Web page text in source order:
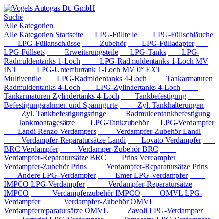
Suche
Alle Kategorien
Alle Kategorien Startseite LPG-Füllteile
LPG-Füllschläuche
LPG-Füllanschlüsse
Zubehör
LPG-Fülladapter
LPG-Füllsets
Erweiterungsteile LPG-Tanks
LPG-
Radmuldentanks 1-Loch
LPG-Radmuldentanks 1-Loch MV
INT
LPG-Unterflurtank 1-Loch MV 0° EXT
Multiventile
LPG-Radmldentanks 4-Loch
Tankarmaturen
Radmuldentanks 4-Loch
LPG-Zylindertanks 4-Loch
Tankarmaturen Zylindertanks 4-Loch
Tankbefestigung
Befestigungsrahmen und Spanngurte
Zyl. Tankhalterungen
Zyl. Tankbefestigungsringe
Radmuldentankbefestigung
Tankmontagesätze
LPG-Tankzubehör
LPG-Verdampfer
Landi Renzo Verdampers
Verdampfer-Zubehör Landi
Verdampfer-Reparatursätze Landi
Lovato Verdampfer
BRC Verdampfer
Verdamper-Zubehör BRC
Verdampfer-Reparatursätze BRC
Prins Verdampfer
Verdampfer-Zubehör Prins
Verdampfer-Reparatursätze Prins
Andere LPG-Verdampfer
Emer LPG-Verdampfer
IMPCO LPG-Verdampfer
Verdampfer-Reparatursätze
IMPCO
Verdampferzubehör IMPCO
OMVL LPG-
Verdampfer
Verdampfer-Zubehör OMVL
Verdampferreparatursätze OMVL
Zavoli LPG-Verdampfer